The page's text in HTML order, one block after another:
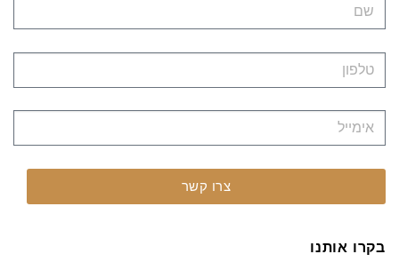
צרו קשר
בקרו אותנו